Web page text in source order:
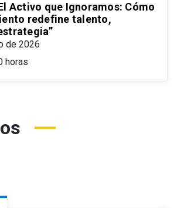
Activo que Ignoramos: Cómo
redefine talento,
de 2026
horas